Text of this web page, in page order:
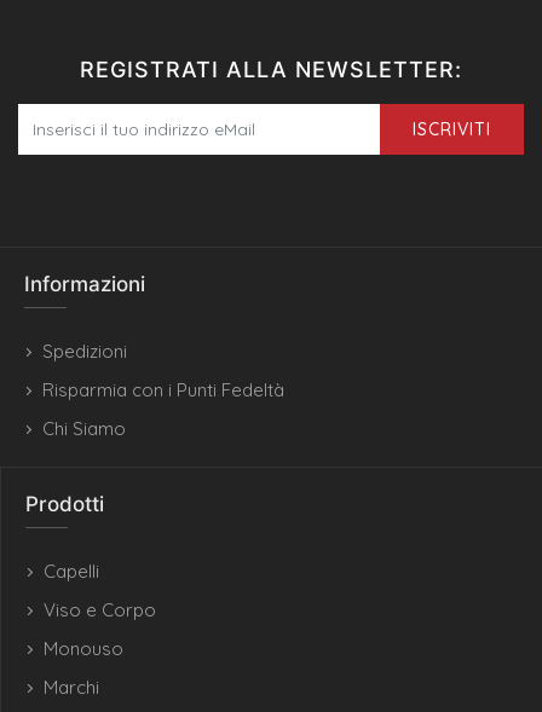
REGISTRATI ALLA NEWSLETTER:
ISCRIVITI
Informazioni
Spedizioni
Risparmia con i Punti Fedeltà
Chi Siamo
Prodotti
Capelli
Viso e Corpo
Monouso
Marchi